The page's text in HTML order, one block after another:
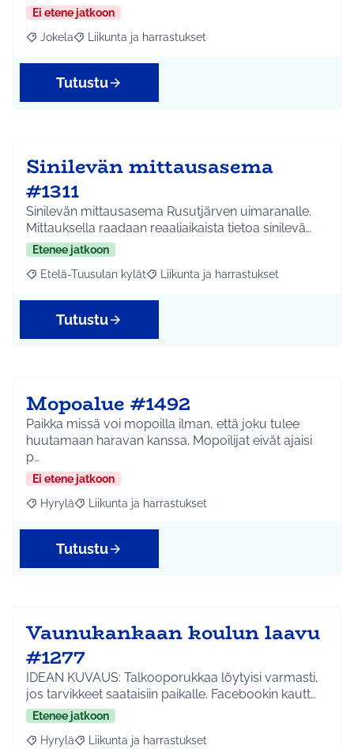
Ei etene jatkoon
Rajaa tulokset aihepiirin mukaan: Jokela
Jokela Rajaa tulokset teeman mukaan: Liikunta ja
Liikunta ja harrastukset
Tutustu
Sinilevän mittausasema
#1311
Sinilevän mittausasema Rusutjärven uimaranalle.
Mittauksella raadaan reaaliaikaista tietoa sinilevä…
Etenee jatkoon
Rajaa tulokset aihepiirin mukaan: Etelä-Tuusulan kylät
Etelä-Tuusulan kylät Rajaa tulokset teeman mukaan:
Liikunta ja harrastukset
Tutustu
Mopoalue #1492
Paikka missä voi mopoilla ilman, että joku tulee
huutamaan haravan kanssa. Mopoilijat eivät ajaisi
p…
Ei etene jatkoon
Rajaa tulokset aihepiirin mukaan: Hyrylä
Hyrylä Rajaa tulokset teeman mukaan: Liikunta ja
Liikunta ja harrastukset
Tutustu
Vaunukankaan koulun laavu
#1277
IDEAN KUVAUS: Talkooporukkaa löytyisi varmasti,
jos tarvikkeet saataisiin paikalle. Facebookin kautt…
Etenee jatkoon
Rajaa tulokset aihepiirin mukaan: Hyrylä
Hyrylä Rajaa tulokset teeman mukaan: Liikunta ja
Liikunta ja harrastukset